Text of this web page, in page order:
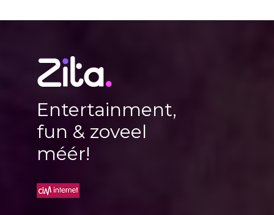
Entertainment,
fun & zoveel
méér!